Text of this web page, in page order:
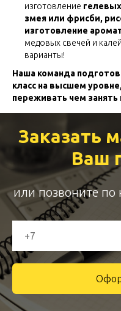
изготовление
змея или фрисби,
изготовление
медовых свечей и
варианты!
Наша команда
класс на высшем
переживать чем занять
Заказать
Ваш
или позвоните по